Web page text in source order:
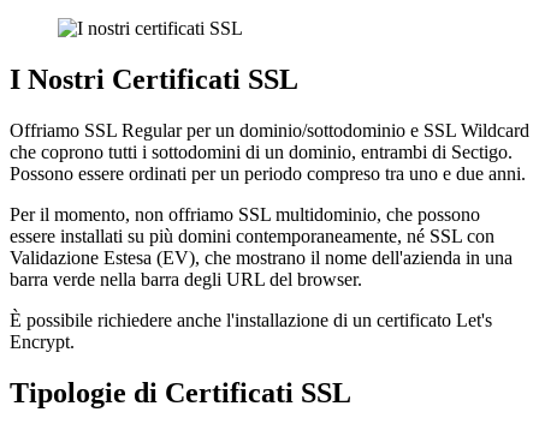
I Nostri Certificati SSL
Offriamo SSL Regular per un dominio/sottodominio e SSL Wildcard
che coprono tutti i sottodomini di un dominio, entrambi di Sectigo.
Possono essere ordinati per un periodo compreso tra uno e due anni.
Per il momento, non offriamo SSL multidominio, che possono
essere installati su più domini contemporaneamente, né SSL con
Validazione Estesa (EV), che mostrano il nome dell'azienda in una
barra verde nella barra degli URL del browser.
È possibile richiedere anche l'installazione di un certificato Let's
Encrypt.
Tipologie di Certificati SSL